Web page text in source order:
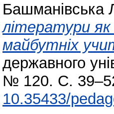
Башманівська
літератури
майбутніх
державного
№ 120. С.
10.35433/